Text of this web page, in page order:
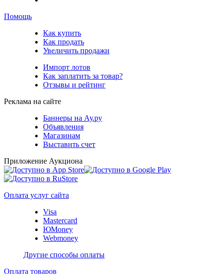
Помощь
Как купить
Как продать
Увеличить продажи
Импорт лотов
Как заплатить за товар?
Отзывы и рейтинг
Реклама на сайте
Баннеры на Ау.ру
Объявления
Магазинам
Выставить счет
Приложение Аукциона
Оплата услуг сайта
Visa
Mastercard
ЮMoney
Webmoney
Другие способы оплаты
Оплата товаров